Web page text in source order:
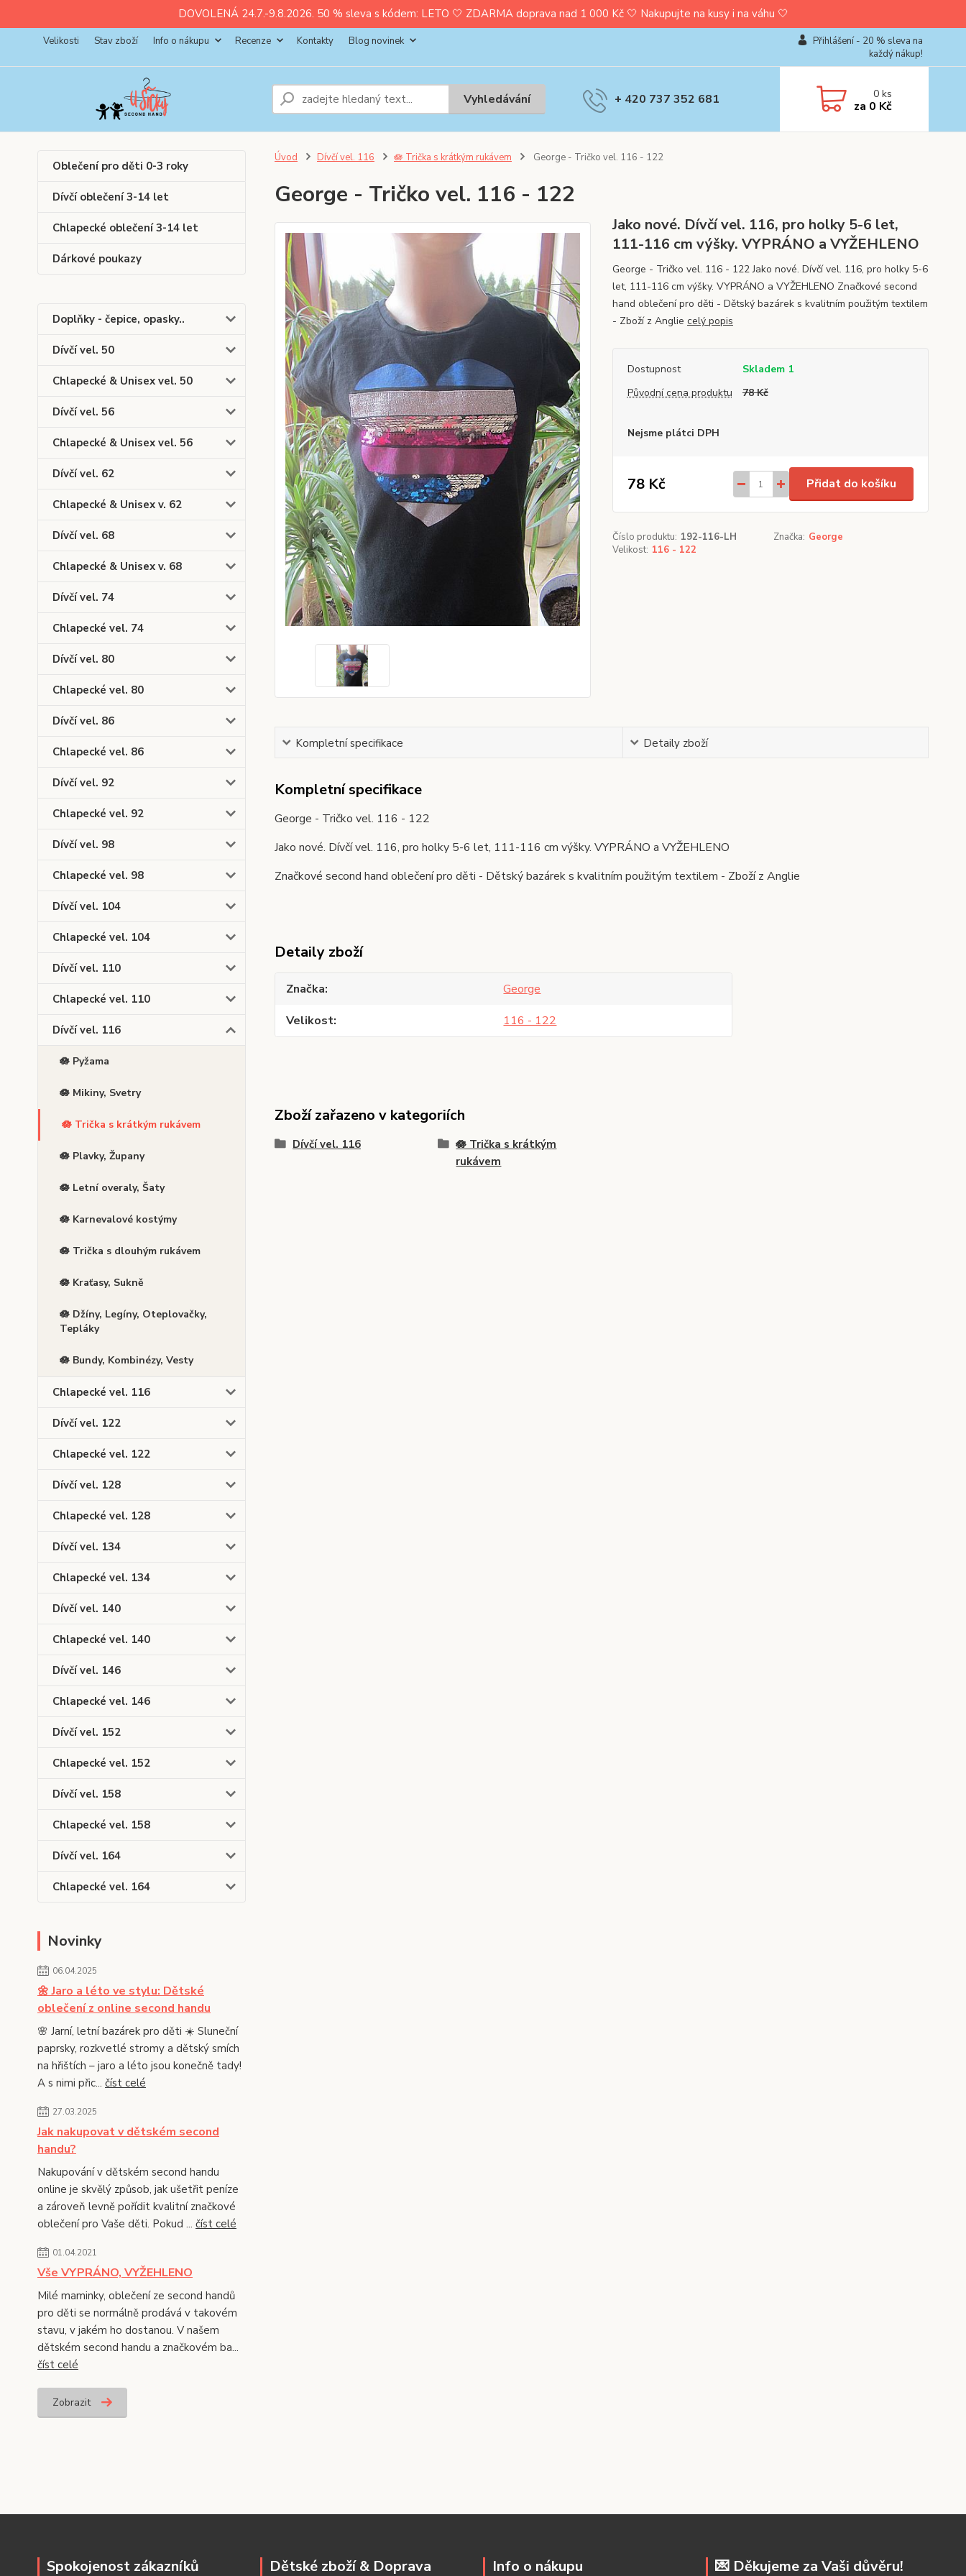
DOVOLENÁ 24.7.-9.8.2026. 50 % sleva s kódem: LETO 🤍 ZDARMA doprava nad 1 000 Kč 🤍 Nakupujte na kusy i na váhu 🤍
Velikosti Stav zboží Info o nákupu Recenze Kontakty Blog novinek
Přihlášení - 20 % sleva na
každý nákup!
Vyhledávání + 420 737 352 681 0ks
za 0 Kč
Oblečení pro děti 0-3 roky
Dívčí oblečení 3-14 let
Chlapecké oblečení 3-14 let
Dárkové poukazy
Doplňky - čepice, opasky..
Dívčí vel. 50
Chlapecké & Unisex vel. 50
Dívčí vel. 56
Chlapecké & Unisex vel. 56
Dívčí vel. 62
Chlapecké & Unisex v. 62
Dívčí vel. 68
Chlapecké & Unisex v. 68
Dívčí vel. 74
Chlapecké vel. 74
Dívčí vel. 80
Chlapecké vel. 80
Dívčí vel. 86
Chlapecké vel. 86
Dívčí vel. 92
Chlapecké vel. 92
Dívčí vel. 98
Chlapecké vel. 98
Dívčí vel. 104
Chlapecké vel. 104
Dívčí vel. 110
Chlapecké vel. 110
Dívčí vel. 116
🪷 Pyžama
🪷 Mikiny, Svetry
🪷 Trička s krátkým rukávem
🪷 Plavky, Župany
🪷 Letní overaly, Šaty
🪷 Karnevalové kostýmy
🪷 Trička s dlouhým rukávem
🪷 Kraťasy, Sukně
🪷 Džíny, Legíny, Oteplovačky,
Tepláky
🪷 Bundy, Kombinézy, Vesty
Chlapecké vel. 116
Dívčí vel. 122
Chlapecké vel. 122
Dívčí vel. 128
Chlapecké vel. 128
Dívčí vel. 134
Chlapecké vel. 134
Dívčí vel. 140
Chlapecké vel. 140
Dívčí vel. 146
Chlapecké vel. 146
Dívčí vel. 152
Chlapecké vel. 152
Dívčí vel. 158
Chlapecké vel. 158
Dívčí vel. 164
Chlapecké vel. 164
Novinky
06.04.2025
🌼 Jaro a léto ve stylu: Dětské
oblečení z online second handu
🌸 Jarní, letní bazárek pro děti ☀️ Sluneční
paprsky, rozkvetlé stromy a dětský smích
na hřištích – jaro a léto jsou konečně tady!
A s nimi přic... číst celé
27.03.2025
Jak nakupovat v dětském second
handu?
Nakupování v dětském second handu
online je skvělý způsob, jak ušetřit peníze
a zároveň levně pořídit kvalitní značkové
oblečení pro Vaše děti. Pokud ... číst celé
01.04.2021
Vše VYPRÁNO, VYŽEHLENO
Milé maminky, oblečení ze second handů
pro děti se normálně prodává v takovém
stavu, v jakém ho dostanou. V našem
dětském second handu a značkovém ba...
číst celé
Zobrazit
Úvod Dívčí vel. 116 🪷 Trička s krátkým rukávem George - Tričko vel. 116 - 122
George - Tričko vel. 116 - 122
Jako nové. Dívčí vel. 116, pro holky 5-6 let,
111-116 cm výšky. VYPRÁNO a VYŽEHLENO
George - Tričko vel. 116 - 122 Jako nové. Dívčí vel. 116, pro holky 5-6
let, 111-116 cm výšky. VYPRÁNO a VYŽEHLENO Značkové second
hand oblečení pro děti - Dětský bazárek s kvalitním použitým textilem
- Zboží z Anglie celý popis
Dostupnost
Skladem 1
Původní cena produktu
78 Kč
Nejsme plátci DPH
78 Kč Přidat do košíku
Číslo produktu: 192-116-LH Značka: George
Velikost: 116 - 122
Kompletní specifikace Detaily zboží
Kompletní specifikace
George - Tričko vel. 116 - 122
Jako nové. Dívčí vel. 116, pro holky 5-6 let, 111-116 cm výšky. VYPRÁNO a VYŽEHLENO
Značkové second hand oblečení pro děti - Dětský bazárek s kvalitním použitým textilem - Zboží z Anglie
Detaily zboží
Značka
George
Velikost
116 - 122
Zboží zařazeno v kategoriích
Dívčí vel. 116
🪷 Trička s krátkým
rukávem
Spokojenost zákazníků Dětské zboží & Doprava Info o nákupu
💌 Děkujeme za Vaši důvěru!